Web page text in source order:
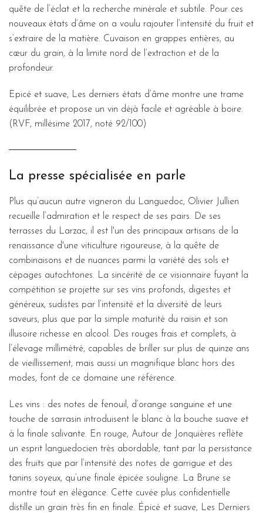
quête de l’éclat et la recherche minérale et subtile. Pour ces
nouveaux états d’âme on a voulu rajouter l’intensité du fruit et
s’extraire de la matière. Cuvaison en grappes entières, au
cœur du grain, à la limite nord de l’extraction et de la
profondeur.
Epicé et suave, Les derniers états d’âme montre une trame
équilibrée et propose un vin déjà facile et agréable à boire.
(RVF, millésime 2017, noté 92/100)
La presse spécialisée en parle
Plus qu’aucun autre vigneron du Languedoc, Olivier Jullien
recueille l’admiration et le respect de ses pairs. De ses
terrasses du Larzac, il est l'un des principaux artisans de la
renaissance d'une viticulture rigoureuse, à la quête de
combinaisons et de nuances parmi la variété des sols et
cépages autochtones. La sincérité de ce visionnaire fuyant la
compétition se projette sur ses vins profonds, digestes et
généreux, sudistes par l’intensité et la diversité de leurs
saveurs, plus que par la simple maturité du raisin et son
illusoire richesse en alcool. Des rouges frais et complets, à
l’élevage millimétré, capables de briller sur plus de quinze ans
de vieillissement, mais aussi un magnifique blanc hors des
modes, font de ce domaine une référence.
Les vins : des notes de fenouil, d’orange sanguine et une
touche de sarrasin introduisent le blanc à la bouche suave et
à la finale salivante. En rouge, Autour de Jonquières reflète
un esprit languedocien très abordable, tant par la persistance
des fruits que par l’intensité des notes de garrigue et des
tanins soyeux, qu’une finale épicée souligne. La Brune se
montre tout en élégance. Cette cuvée plus confidentielle
distille un grain très fin en finale. Épicé et suave, Les Derniers